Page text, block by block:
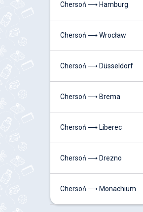
Chersoń ⟶ Hamburg
Chersoń ⟶ Wrocław
Chersoń ⟶ Düsseldorf
Chersoń ⟶ Brema
Chersoń ⟶ Liberec
Chersoń ⟶ Drezno
Chersoń ⟶ Monachium